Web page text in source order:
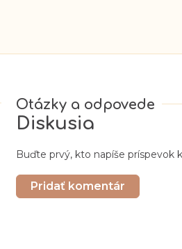
Diskusia
Buďte prvý, kto napíše príspevok
Pridať komentár